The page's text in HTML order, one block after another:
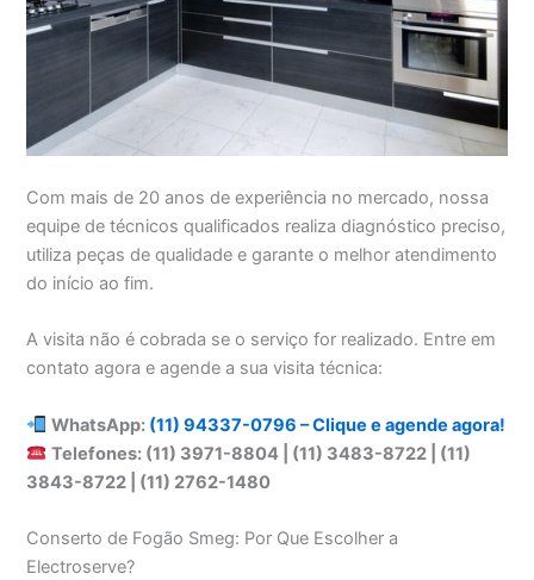
Com mais de 20 anos de experiência no mercado, nossa
equipe de técnicos qualificados realiza diagnóstico preciso,
utiliza peças de qualidade e garante o melhor atendimento
do início ao fim.
A visita não é cobrada se o serviço for realizado. Entre em
contato agora e agende a sua visita técnica:
WhatsApp: (11) 94337-0796 – Clique e agende agora!
Telefones: (11) 3971-8804 | (11) 3483-8722 | (11)
3843-8722 | (11) 2762-1480
Conserto de Fogão Smeg: Por Que Escolher a
Electroserve?